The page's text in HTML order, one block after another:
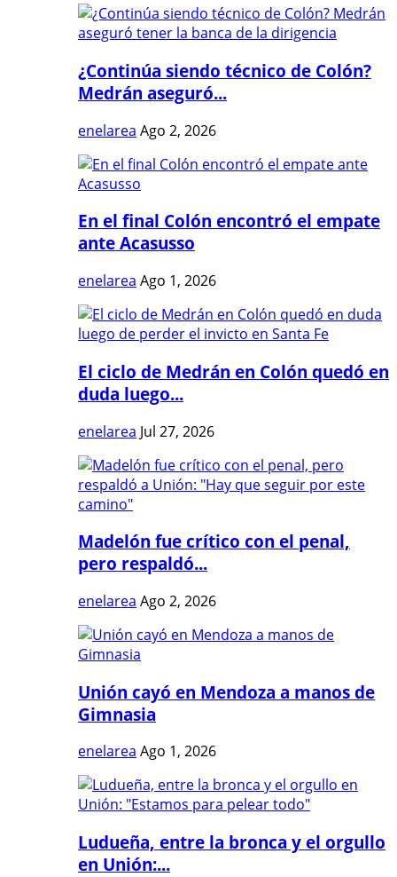
¿Continúa siendo técnico de Colón?
Medrán aseguró...
enelarea Ago 2, 2026
En el final Colón encontró el empate
ante Acasusso
enelarea Ago 1, 2026
El ciclo de Medrán en Colón quedó en
duda luego...
enelarea Jul 27, 2026
Madelón fue crítico con el penal,
pero respaldó...
enelarea Ago 2, 2026
Unión cayó en Mendoza a manos de
Gimnasia
enelarea Ago 1, 2026
Ludueña, entre la bronca y el orgullo
en Unión:...